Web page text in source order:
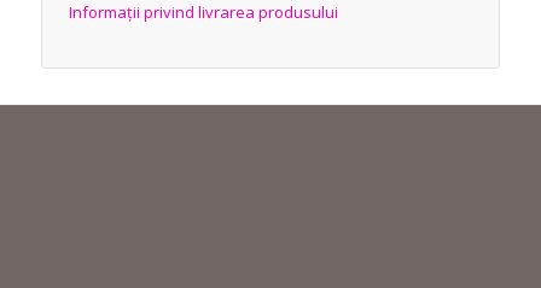
Informații privind livrarea produsului